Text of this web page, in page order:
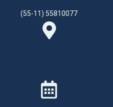
(55-11) 55810077